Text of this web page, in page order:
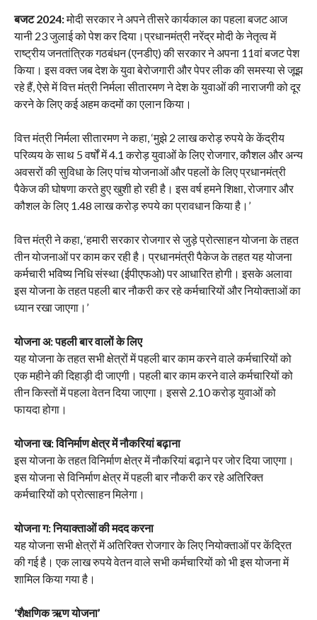
बजट 2024:मोदी सरकार ने अपने तीसरे कार्यकाल का पहला बजट आज
यानी 23 जुलाई को पेश कर दिया।प्रधानमंत्री नरेंद्र मोदी के नेतृत्व में
राष्ट्रीय जनतांत्रिक गठबंधन (एनडीए) की सरकार ने अपना 11वां बजट पेश
किया। इस वक्त जब देश के युवा बेरोजगारी और पेपर लीक की समस्या से जूझ
रहे हैं, ऐसे में वित्त मंत्री निर्मला सीतारमण ने देश के युवाओं की नाराजगी को दूर
करने के लिए कई अहम कदमों का एलान किया।
वित्त मंत्री निर्मला सीतारमण ने कहा, ‘मुझे 2 लाख करोड़ रुपये के केंद्रीय
परिव्यय के साथ 5 वर्षों में 4.1 करोड़ युवाओं के लिए रोजगार, कौशल और अन्य
अवसरों की सुविधा के लिए पांच योजनाओं और पहलों के लिए प्रधानमंत्री
पैकेज की घोषणा करते हुए खुशी हो रही है। इस वर्ष हमने शिक्षा, रोजगार और
कौशल के लिए 1.48 लाख करोड़ रुपये का प्रावधान किया है।’
वित्त मंत्री ने कहा, ‘हमारी सरकार रोजगार से जुड़े प्रोत्साहन योजना के तहत
तीन योजनाओं पर काम कर रही है। प्रधानमंत्री पैकेज के तहत यह योजना
कर्मचारी भविष्य निधि संस्था (ईपीएफओ) पर आधारित होगी। इसके अलावा
इस योजना के तहत पहली बार नौकरी कर रहे कर्मचारियों और नियोक्ताओं का
ध्यान रखा जाएगा।’
योजना अ: पहली बार वालों के लिए
यह योजना के तहत सभी क्षेत्रों में पहली बार काम करने वाले कर्मचारियों को
एक महीने की दिहाड़ी दी जाएगी। पहली बार काम करने वाले कर्मचारियों को
तीन किस्तों में पहला वेतन दिया जाएगा। इससे 2.10 करोड़ युवाओं को
फायदा होगा।
योजना ख: विनिर्माण क्षेत्र में नौकरियां बढ़ाना
इस योजना के तहत विनिर्माण क्षेत्र में नौकरियां बढ़ाने पर जोर दिया जाएगा।
इस योजना से विनिर्माण क्षेत्र में पहली बार नौकरी कर रहे अतिरिक्त
कर्मचारियों को प्रोत्साहन मिलेगा।
योजना ग: नियाक्ताओं की मदद करना
यह योजना सभी क्षेत्रों में अतिरिक्त रोजगार के लिए नियोक्ताओं पर केंद्रित
की गई है। एक लाख रुपये वेतन वाले सभी कर्मचारियों को भी इस योजना में
शामिल किया गया है।
‘शैक्षणिक ऋण योजना’